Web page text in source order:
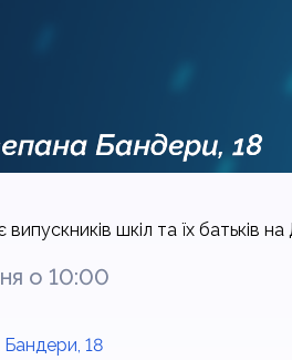
шкіл та їх батьків
о 10:00
18